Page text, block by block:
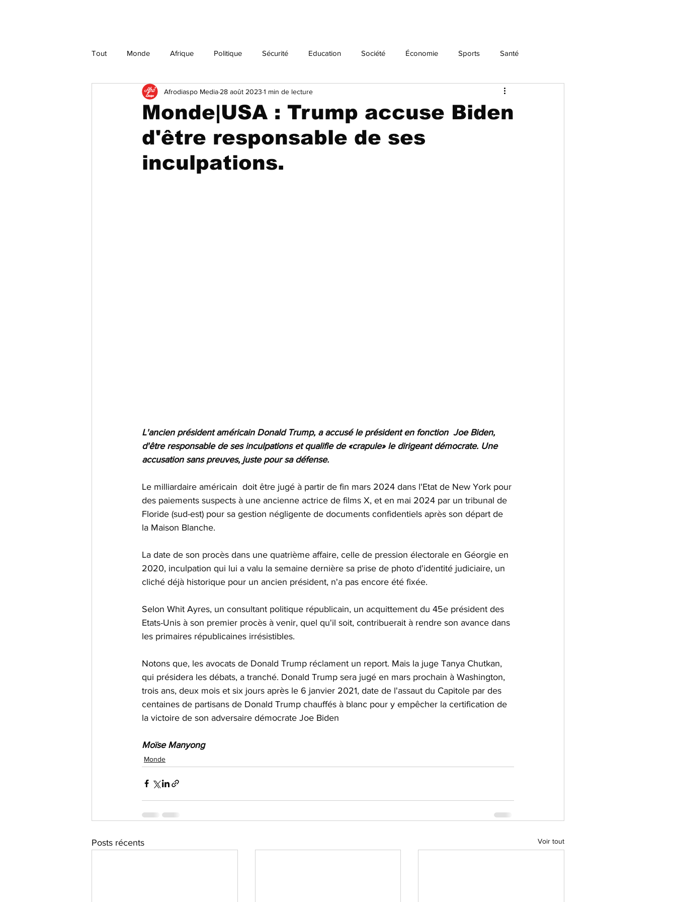
Tout Monde Afrique Politique Sécurité Education Société Économie Sports Santé
Justice Religion Histoire
Monde|USA : Trump accuse Biden
d'être responsable de ses
inculpations.
Afrodiaspo Media 28 août 2023 1 min de lecture
L'ancien président américain Donald Trump, a accusé le président en fonction  Joe Biden,
d'être responsable de ses inculpations et qualifie de «crapule» le dirigeant démocrate. Une
accusation sans preuves, juste pour sa défense.
Le milliardaire américain  doit être jugé à partir de fin mars 2024 dans l'Etat de New York pour
des paiements suspects à une ancienne actrice de films X, et en mai 2024 par un tribunal de
Floride (sud-est) pour sa gestion négligente de documents confidentiels après son départ de
la Maison Blanche.
La date de son procès dans une quatrième affaire, celle de pression électorale en Géorgie en
2020, inculpation qui lui a valu la semaine dernière sa prise de photo d'identité judiciaire, un
cliché déjà historique pour un ancien président, n'a pas encore été fixée.
Selon Whit Ayres, un consultant politique républicain, un acquittement du 45e président des
Etats-Unis à son premier procès à venir, quel qu'il soit, contribuerait à rendre son avance dans
les primaires républicaines irrésistibles.
Notons que, les avocats de Donald Trump réclament un report. Mais la juge Tanya Chutkan,
qui présidera les débats, a tranché. Donald Trump sera jugé en mars prochain à Washington,
trois ans, deux mois et six jours après le 6 janvier 2021, date de l'assaut du Capitole par des
centaines de partisans de Donald Trump chauffés à blanc pour y empêcher la certification de
la victoire de son adversaire démocrate Joe Biden
Moïse Manyong
Monde
Posts récents Voir tout